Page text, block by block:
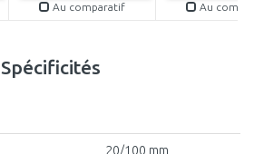
Au comparatif Au
Spécificités
20/100 mm